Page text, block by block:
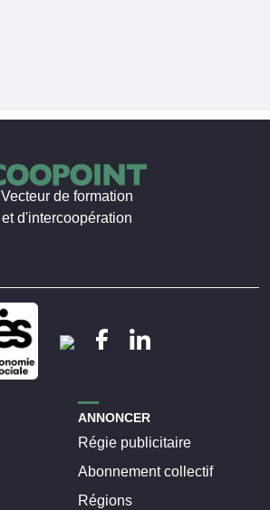
Vecteur de formation
et d'intercoopération
ANNONCER
Régie publicitaire
Abonnement collectif
Régions